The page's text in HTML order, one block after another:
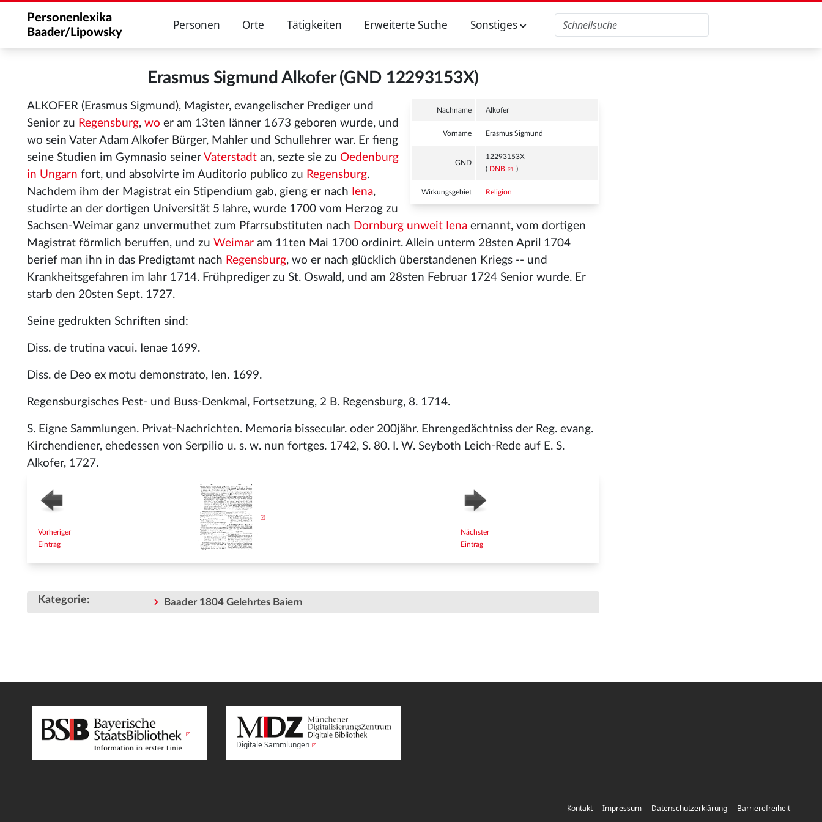
Personenlexika
Baader/Lipowsky
Personen Orte Tätigkeiten Erweiterte Suche Sonstiges
Erasmus Sigmund Alkofer (GND 12293153X)
Nachname Alkofer
Vorname Erasmus Sigmund
GND
12293153X
( DNB )
Wirkungsgebiet Religion
ALKOFER (Erasmus Sigmund), Magister, evangelischer Prediger und
Senior zu Regensburg, wo er am 13ten Iänner 1673 geboren wurde, und
wo sein Vater Adam Alkofer Bürger, Mahler und Schullehrer war. Er fieng
seine Studien im Gymnasio seiner Vaterstadt an, sezte sie zu Oedenburg
in Ungarn fort, und absolvirte im Auditorio publico zu Regensburg.
Nachdem ihm der Magistrat ein Stipendium gab, gieng er nach Iena,
studirte an der dortigen Universität 5 lahre, wurde 1700 vom Herzog zu
Sachsen-Weimar ganz unvermuthet zum Pfarrsubstituten nach Dornburg unweit Iena ernannt, vom dortigen
Magistrat förmlich beruffen, und zu Weimar am 11ten Mai 1700 ordinirt. Allein unterm 28sten April 1704
berief man ihn in das Predigtamt nach Regensburg, wo er nach glücklich überstandenen Kriegs -- und
Krankheitsgefahren im Iahr 1714. Frühprediger zu St. Oswald, und am 28sten Februar 1724 Senior wurde. Er
starb den 20sten Sept. 1727.
Seine gedrukten Schriften sind:
Diss. de trutina vacui. Ienae 1699.
Diss. de Deo ex motu demonstrato, Ien. 1699.
Regensburgisches Pest- und Buss-Denkmal, Fortsetzung, 2 B. Regensburg, 8. 1714.
S. Eigne Sammlungen. Privat-Nachrichten. Memoria bissecular. oder 200jähr. Ehrengedächtniss der Reg. evang.
Kirchendiener, ehedessen von Serpilio u. s. w. nun fortges. 1742, S. 80. I. W. Seyboth Leich-Rede auf E. S.
Alkofer, 1727.
Vorheriger
Eintrag
Nächster
Eintrag
Kategorie: Baader 1804 Gelehrtes Baiern
Digitale Sammlungen
Kontakt Impressum Datenschutzerklärung Barrierefreiheit